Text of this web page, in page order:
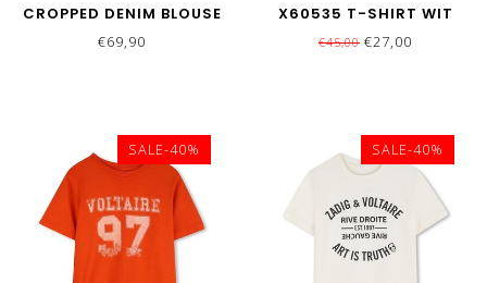
CROPPED DENIM BLOUSE
ANDREW WASH
€69,90
X60535 T-SHIRT WIT
€45,00 €27,00
SALE-40% SALE-40%